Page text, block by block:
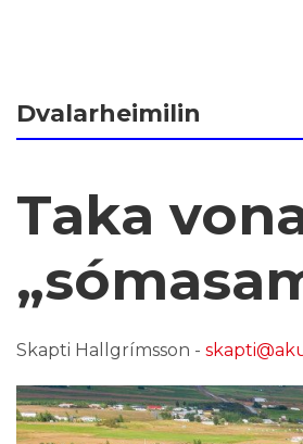
Dvalarheimilin
Taka
Skapti Hallgrímsson -